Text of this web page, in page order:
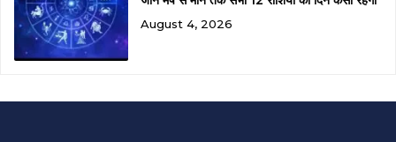
August 4, 2026